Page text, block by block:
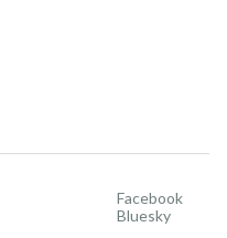
Facebook
Bluesky